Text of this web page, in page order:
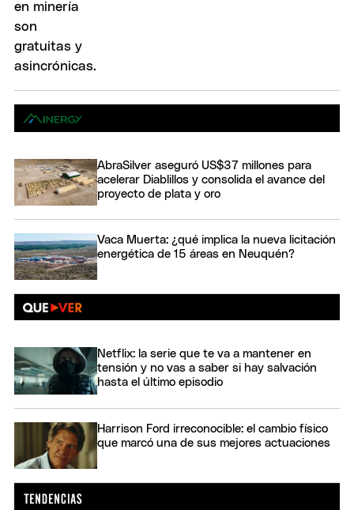
AbraSilver aseguró US$37 millones para
acelerar Diablillos y consolida el avance del
proyecto de plata y oro
Vaca Muerta: ¿qué implica la nueva licitación
energética de 15 áreas en Neuquén?
Netflix: la serie que te va a mantener en
tensión y no vas a saber si hay salvación
hasta el último episodio
Harrison Ford irreconocible: el cambio físico
que marcó una de sus mejores actuaciones